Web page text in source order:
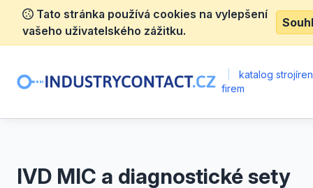
Tato stránka používá cookies na vylepšení
vašeho uživatelského zážitku.
katalog
firem
IVD MIC a diagnostické sety